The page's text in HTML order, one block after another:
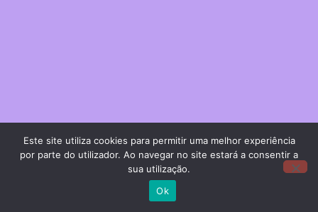
Este site utiliza cookies para permitir uma melhor experiência
por parte do utilizador. Ao navegar no site estará a consentir a
sua utilização.
Ok